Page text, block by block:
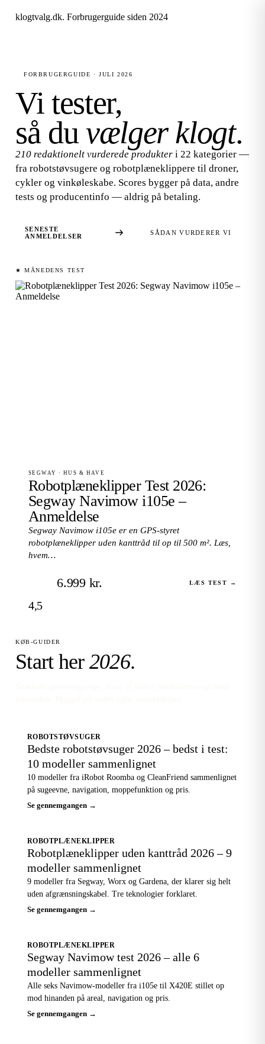
klogtvalg.dk. Forbrugerguide siden 2024
FORBRUGERGUIDE · JULI 2026
Vi tester,
så du vælger klogt.
210 redaktionelt vurderede produkter i 22 kategorier —
fra robotstøvsugere og robotplæneklippere til droner,
cykler og vinkøleskabe. Scores bygger på data, andre
tests og producentinfo — aldrig på betaling.
SENESTE
ANMELDELSER
SÅDAN VURDERER VI
★ MÅNEDENS TEST
SEGWAY · HUS & HAVE
Robotplæneklipper Test 2026:
Segway Navimow i105e –
Anmeldelse
Segway Navimow i105e er en GPS-styret
robotplæneklipper uden kanttråd til op til 500 m². Læs,
hvem…
4,5
6.999 kr. LÆS TEST →
KØB-GUIDER
Start her 2026.
ROBOTSTØVSUGER
Bedste robotstøvsuger 2026 – bedst i test:
10 modeller sammenlignet
10 modeller fra iRobot Roomba og CleanFriend sammenlignet
på sugeevne, navigation, moppefunktion og pris.
Se gennemgangen →
ROBOTPLÆNEKLIPPER
Robotplæneklipper uden kanttråd 2026 – 9
modeller sammenlignet
9 modeller fra Segway, Worx og Gardena, der klarer sig helt
uden afgrænsningskabel. Tre teknologier forklaret.
Se gennemgangen →
ROBOTPLÆNEKLIPPER
Segway Navimow test 2026 – alle 6
modeller sammenlignet
Alle seks Navimow-modeller fra i105e til X420E stillet op
mod hinanden på areal, navigation og pris.
Se gennemgangen →